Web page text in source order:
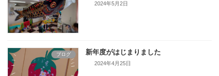
2024年5月2日
ブログ 新年度がはじまりました
2024年4月25日